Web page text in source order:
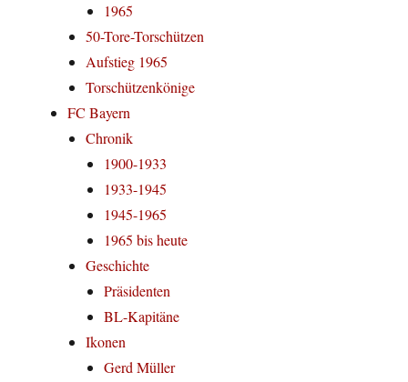
1965
50-Tore-Torschützen
Aufstieg 1965
Torschützenkönige
FC Bayern
Chronik
1900-1933
1933-1945
1945-1965
1965 bis heute
Geschichte
Präsidenten
BL-Kapitäne
Ikonen
Gerd Müller